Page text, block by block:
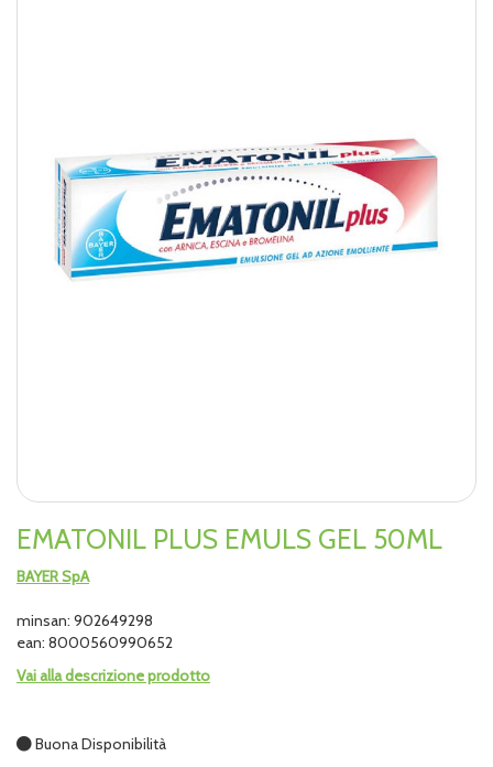
EMATONIL PLUS EMULS GEL 50ML
BAYER SpA
minsan: 902649298
ean: 8000560990652
Vai alla descrizione prodotto
Buona Disponibilità